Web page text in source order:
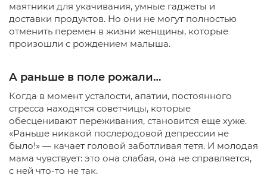
маятники для укачивания, умные гаджеты и
доставки продуктов. Но они не могут полностью
отменить перемен в жизни женщины, которые
произошли с рождением малыша.
А раньше в поле рожали…
Когда в момент усталости, апатии, постоянного
стресса находятся советчицы, которые
обесценивают переживания, становится еще хуже.
«Раньше никакой послеродовой депрессии не
было!» — качает головой заботливая тетя. И молодая
мама чувствует: это она слабая, она не справляется,
с ней что-то не так.